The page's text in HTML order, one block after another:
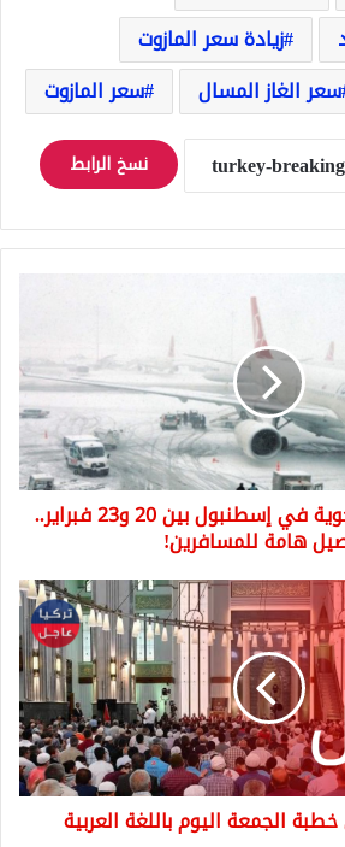
زيادة سعر المازوت
سعر الغاز المسال سعر المازوت
نسخ الرابط
إلغاء رحلات طيران جوية في إسطنبول بين 20 و23 فبراير..
هامة للمسافرين!
الجمعة اليوم باللغة العربية